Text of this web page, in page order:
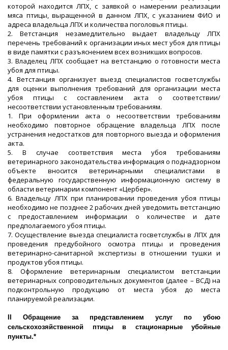
которой находится ЛПХ, с заявкой о намерении реализации
мяса птицы, выращенной в данном ЛПХ, с указанием ФИО и
адреса владельца ЛПХ и количества поголовья птицы.
2. Ветстанция незамедлительно выдает владельцу ЛПХ
перечень требований к организации иных мест убоя для птицы
в виде памятки с разъяснением всех возникших вопросов.
3. Владелец ЛПХ сообщает на ветстанцию о готовности места
убоя для птицы.
4. Ветстанция организует выезд специалистов госветслужбы
для оценки выполнения требований для организации места
убоя птицы с составлением акта о соответствии/
несоответствии установленным требованиям.
1. При оформлении акта о несоответствии требованиям
необходимо повторное обращение владельца ЛПХ после
устранения недостатков для повторного выезда и оформления
акта.
5. В случае соответствия места убоя требованиям
ветеринарного законодательства информация о поднадзорном
объекте вносится ветеринарными специалистами в
федеральную государственную информационную систему в
области ветеринарии компонент «Цербер».
6. Владельцу ЛПХ при планировании проведения убоя птицы
необходимо не позднее 2 рабочих дней уведомить ветстанцию
с предоставлением информации о количестве и дате
предполагаемого убоя птицы.
7. Осуществление выезда специалиста госветслужбы в ЛПХ для
проведения предубойного осмотра птицы и проведения
ветеринарно-санитарной экспертизы в отношении тушки и
продуктов убоя птицы.
8. Оформление ветеринарным специалистом ветстанции
ветеринарных сопроводительных документов (далее – ВСД) на
подконтрольную продукцию от места убоя до места
планируемой реализации.
II Обращение за представлением услуг по убою
сельскохозяйственной птицы в стационарные убойные
пункты.*